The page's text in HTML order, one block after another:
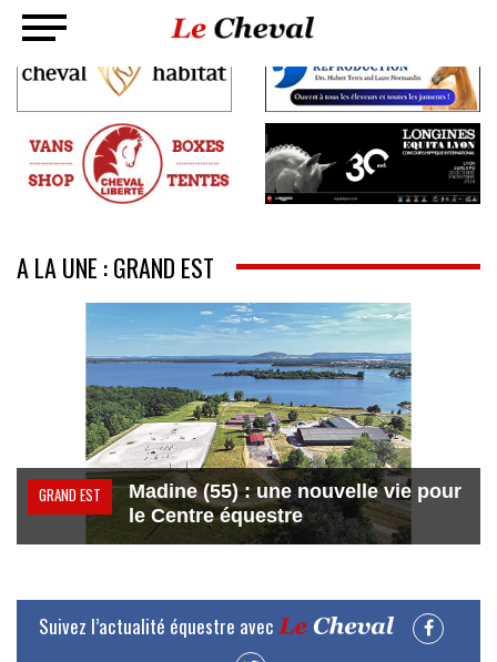
A LA UNE : GRAND EST
GRAND EST
Madine (55) : une nouvelle vie pour
le Centre équestre
Suivez l’actualité équestre avec